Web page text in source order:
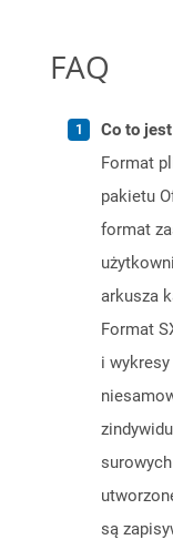
FAQ
Co to
Format
pakietu
format
arkusza
Format
i
są